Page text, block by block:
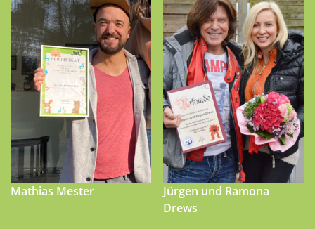
Mathias Mester
Jürgen und Ramona
Drews